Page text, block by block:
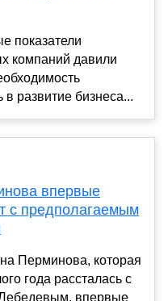
показатели
компаний давили
в развитие бизнеса...
впервые
с предполагаемым
Перминова, которая
года рассталась с
впервые